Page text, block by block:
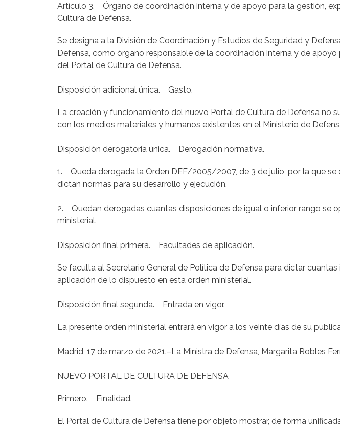
Artículo 3. Órgano de coordinación interna y de apoyo para la gestión,
Cultura de Defensa.
Se designa a la División de Coordinación y Estudios de Seguridad y
Defensa, como órgano responsable de la coordinación interna y de
del Portal de Cultura de Defensa.
Disposición adicional única. Gasto.
La creación y funcionamiento del nuevo Portal de Cultura de Defensa no
con los medios materiales y humanos existentes en el Ministerio de
Disposición derogatoria única. Derogación normativa.
1. Queda derogada la Orden DEF/2005/2007, de 3 de julio, por la que se
dictan normas para su desarrollo y ejecución.
2. Quedan derogadas cuantas disposiciones de igual o inferior rango se
ministerial.
Disposición final primera. Facultades de aplicación.
Se faculta al Secretario General de Política de Defensa para dictar
aplicación de lo dispuesto en esta orden ministerial.
Disposición final segunda. Entrada en vigor.
La presente orden ministerial entrará en vigor a los veinte días de su
Madrid, 17 de marzo de 2021.–La Ministra de Defensa, Margarita Robles
NUEVO PORTAL DE CULTURA DE DEFENSA
Primero. Finalidad.
El Portal de Cultura de Defensa tiene por objeto mostrar, de forma